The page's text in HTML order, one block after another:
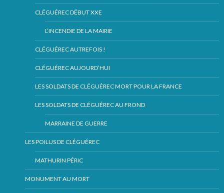
CLÉGUÉREC DÉBUT XXE
L’INCENDIE DE LA MAIRIE
CLÉGUÉREC AUTREFOIS !
CLÉGUÉREC AUJOURD’HUI
LES SOLDATS DE CLÉGUÉREC MORT POUR LA FRANCE
LES SOLDATS DE CLÉGUÉREC AU FROND
MARRAINE DE GUERRE
LES POILUS DE CLÉGUÉREC
MATHURIN PÉRIC
MONUMENT AU MORT